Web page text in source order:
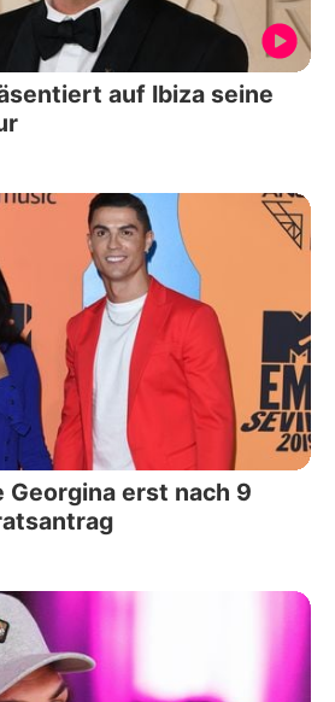
auf Ibiza seine
Georgina erst nach 9